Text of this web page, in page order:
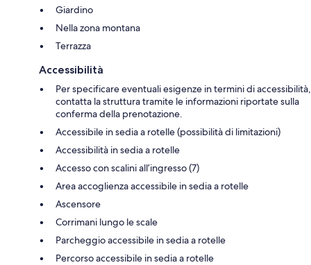
Giardino
Nella zona montana
Terrazza
Accessibilità
Per specificare eventuali esigenze in termini di accessibilità,
contatta la struttura tramite le informazioni riportate sulla
conferma della prenotazione.
Accessibile in sedia a rotelle (possibilità di limitazioni)
Accessibilità in sedia a rotelle
Accesso con scalini all’ingresso (7)
Area accoglienza accessibile in sedia a rotelle
Ascensore
Corrimani lungo le scale
Parcheggio accessibile in sedia a rotelle
Percorso accessibile in sedia a rotelle